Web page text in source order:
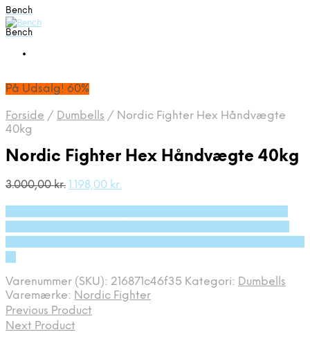
Bench
Bench
På Udsalg! 60%
Forside / Dumbells / Nordic Fighter Hex Håndvægte
40kg
Nordic Fighter Hex Håndvægte 40kg
3.000,00kr. Den
1.198,00 kr.Den
Varenummer (SKU): 216871c46f35 Kategori: Dumbells
Varemærke: Nordic Fighter
Previous Product
Next Product